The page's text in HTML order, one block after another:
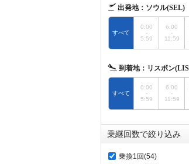
出発地： ソウル(SEL)
すべて
0:00
-
5:59
6:00
-
11:59
到着地： リスボン
すべて
0:00
-
5:59
6:00
-
11:59
乗継回数で絞り込み
乗換1回(54)